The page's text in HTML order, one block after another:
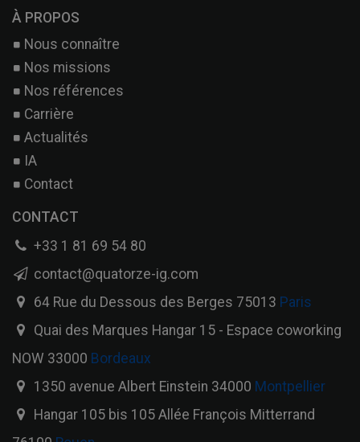
À PROPOS
Nous connaître
Nos missions
Nos références
Carrière
Actualités
IA
Contact
CONTACT
+33 1 81 69 54 80
contact@quatorze-ig.com
64 Rue du Dessous des Berges 75013 Paris
Quai des Marques Hangar 15 - Espace coworking
NOW 33000 Bordeaux
1350 avenue Albert Einstein 34000 Montpellier
Hangar 105 bis 105 Allée François Mitterrand